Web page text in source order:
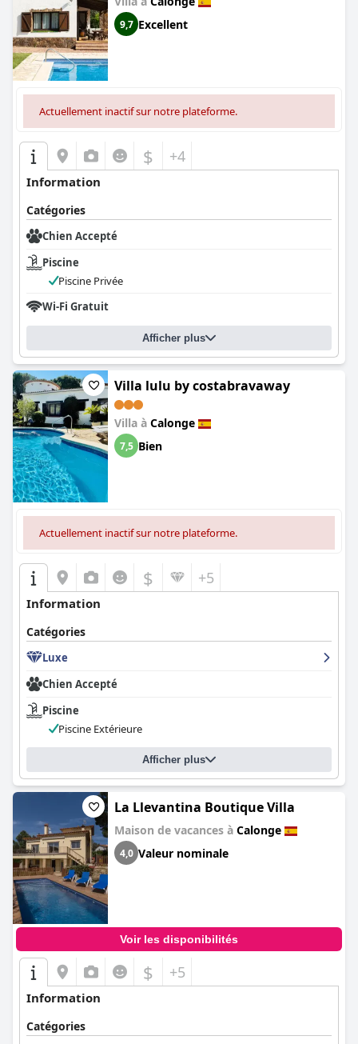
9,7 Excellent
Actuellement inactif sur notre plateforme.
$ +4
Information
Catégories
Chien Accepté
Piscine
Piscine Privée
Wi-Fi Gratuit
Afficher plus
Villa lulu by costabravaway
Villa à Calonge
7,5 Bien
Actuellement inactif sur notre plateforme.
$ +5
Information
Catégories
Luxe
Chien Accepté
Piscine
Piscine Extérieure
Afficher plus
La Llevantina Boutique Villa
Maison de vacances à Calonge
4,0 Valeur nominale
Voir les disponibilités
$ +5
Information
Catégories